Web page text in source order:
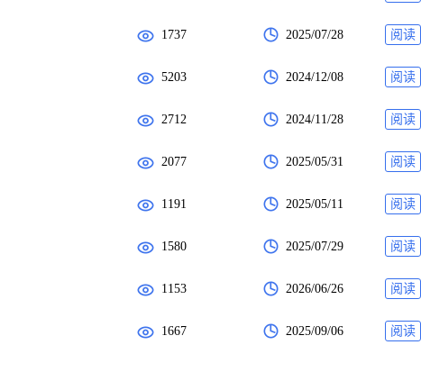
1737 2025/07/28 阅读
5203 2024/12/08 阅读
2712 2024/11/28 阅读
2077 2025/05/31 阅读
1191 2025/05/11 阅读
1580 2025/07/29 阅读
1153 2026/06/26 阅读
1667 2025/09/06 阅读